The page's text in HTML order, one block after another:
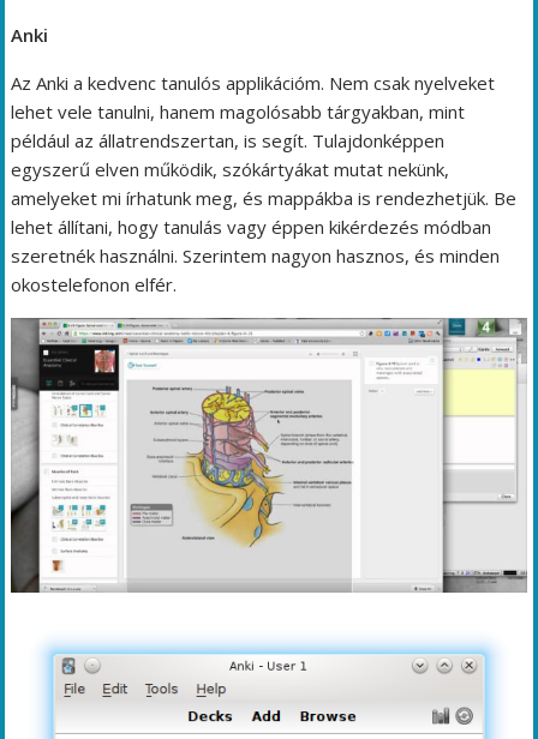
Anki
Az Anki a kedvenc tanulós applikációm. Nem csak nyelveket
lehet vele tanulni, hanem magolósabb tárgyakban, mint
például az állatrendszertan, is segít. Tulajdonképpen
egyszerű elven működik, szókártyákat mutat nekünk,
amelyeket mi írhatunk meg, és mappákba is rendezhetjük. Be
lehet állítani, hogy tanulás vagy éppen kikérdezés módban
szeretnék használni. Szerintem nagyon hasznos, és minden
okostelefonon elfér.